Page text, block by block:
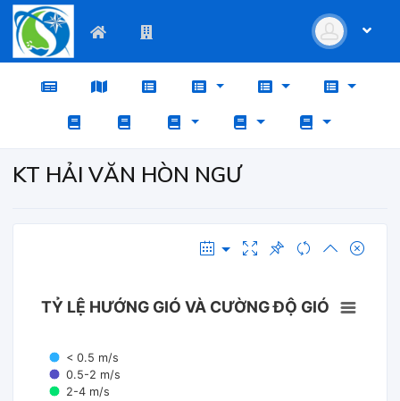
KT HẢI VĂN HÒN NGƯ
TỶ LỆ HƯỚNG GIÓ VÀ CƯỜNG ĐỘ GIÓ
< 0.5 m/s
0.5-2 m/s
2-4 m/s